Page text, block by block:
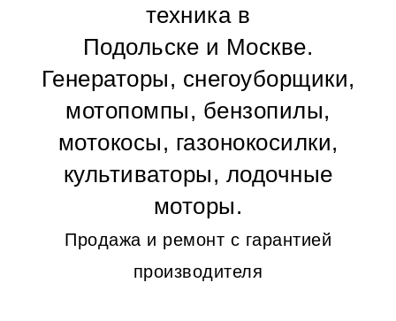
техника в
Подольске и Москве.
Генераторы, снегоуборщики,
мотопомпы, бензопилы,
мотокосы, газонокосилки,
культиваторы, лодочные
моторы.
Продажа и ремонт с гарантией
производителя